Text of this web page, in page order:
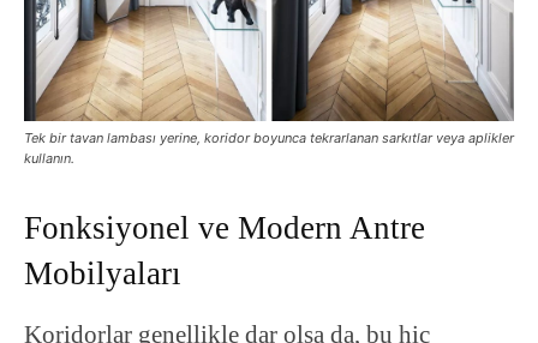
Tek bir tavan lambası yerine, koridor boyunca tekrarlanan sarkıtlar veya aplikler
kullanın.
Fonksiyonel ve Modern Antre
Mobilyaları
Koridorlar genellikle dar olsa da, bu hiç